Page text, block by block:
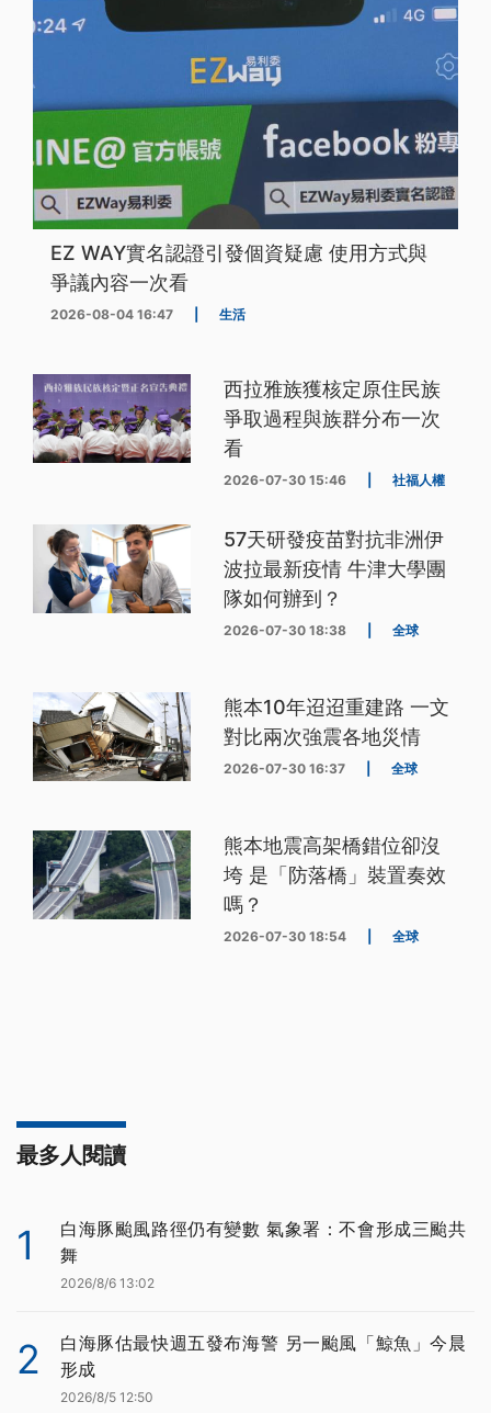
EZ WAY實名認證引發個資疑慮 使用方式與
爭議內容一次看
2026-08-04 16:47 生活
西拉雅族獲核定原住民族
爭取過程與族群分布一次
看
2026-07-30 15:46 社福人權
57天研發疫苗對抗非洲伊
波拉最新疫情 牛津大學團
隊如何辦到？
2026-07-30 18:38 全球
熊本10年迢迢重建路 一文
對比兩次強震各地災情
2026-07-30 16:37 全球
熊本地震高架橋錯位卻沒
垮 是「防落橋」裝置奏效
嗎？
2026-07-30 18:54 全球
最多人閱讀
1
白海豚颱風路徑仍有變數 氣象署：不會形成三颱共
舞
2026/8/6 13:02
2
白海豚估最快週五發布海警 另一颱風「鯨魚」今晨
形成
2026/8/5 12:50